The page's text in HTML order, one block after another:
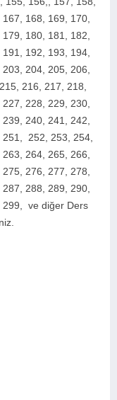
168, 169, 170,
180, 181, 182,
192, 193, 194,
204, 205, 206,
216, 217, 218,
228, 229, 230,
240, 241, 242,
252, 253, 254,
264, 265, 266,
276, 277, 278,
288, 289, 290,
ve diğer Ders